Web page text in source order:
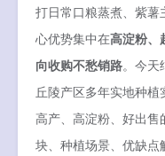
打日常口粮蒸煮、紫
心优势集中在高淀粉、
向收购不愁销路。今天
丘陵产区多年实地种植
高产、高淀粉、好出
块、种植场景、优缺